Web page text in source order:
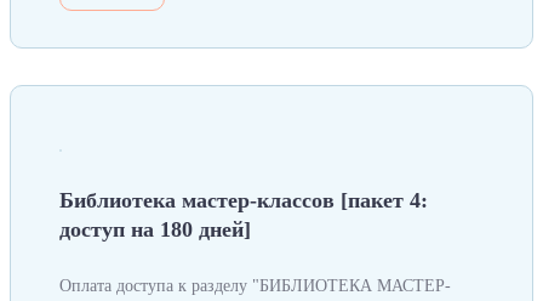
Библиотека мастер-классов [пакет 4:
доступ на 180 дней]
Оплата доступа к разделу "БИБЛИОТЕКА МАСТЕР-